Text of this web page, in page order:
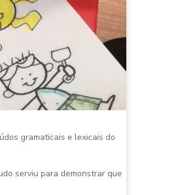
gramaticais e lexicais do
serviu para demonstrar que